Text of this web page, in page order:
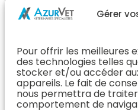
Gérer
Pour offrir les meilleures
des technologies telles
stocker et/ou accéder
appareils. Le fait de
nous permettra de
comportement de
Propriétaire
Prendre
rendez-vous
Après mon
rendez-vous
ORL